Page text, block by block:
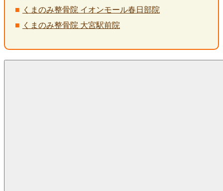
くまのみ整骨院 イオンモール春日部院
くまのみ整骨院 大宮駅前院